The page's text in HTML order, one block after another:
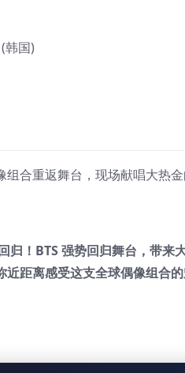
韩国)
组合重返舞台，现场献唱大热金
归！BTS 强势回归舞台，带
近距离感受这支全球偶像组合